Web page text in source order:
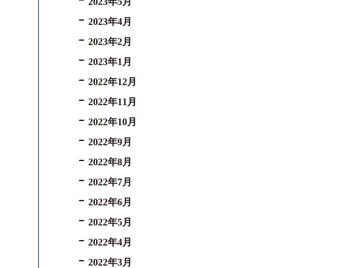
2023年4月
2023年2月
2023年1月
2022年12月
2022年11月
2022年10月
2022年9月
2022年8月
2022年7月
2022年6月
2022年5月
2022年4月
2022年3月